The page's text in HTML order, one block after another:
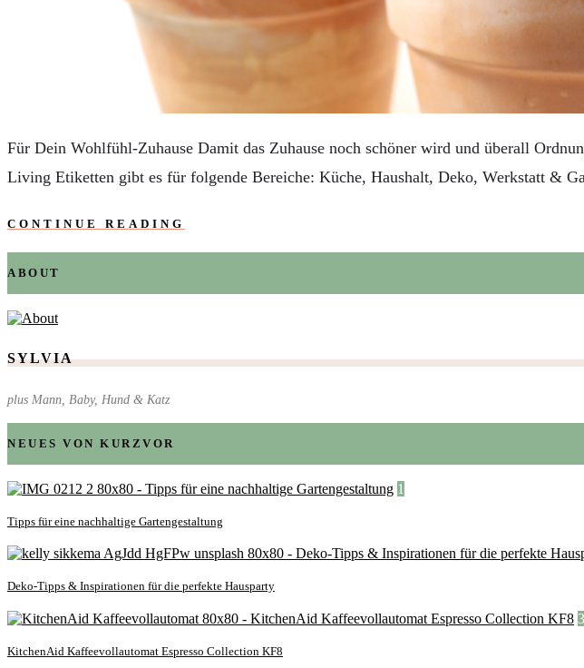
KAFFEEMASCHINEN & CO
FOTOS UND FOTOBÜCHER
AUTOS
REISE
BOXEN
Für Dein Wohlfühl-Zuhause Damit das Zuhause noch schöner wird und überall
Living Etiketten gibt es für folgende Bereiche: Küche, Haushalt, Deko, Werkstatt &
CONTINUE READING
ABOUT
SYLVIA
plus Mann, Baby, Hund & Katz
NEUES VON KURZVOR
1
Tipps für eine nachhaltige Gartengestaltung
Deko-Tipps & Inspirationen für die perfekte Hausparty
3
KitchenAid Kaffeevollautomat Espresso Collection KF8